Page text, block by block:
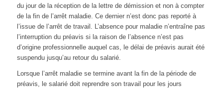
du jour de la réception de la lettre de démission et non à compter
de la fin de l’arrêt maladie. Ce dernier n’est donc pas reporté à
l’issue de l’arrêt de travail. L’absence pour maladie n’entraîne pas
l’interruption du préavis si la raison de l’absence n’est pas
d’origine professionnelle auquel cas, le délai de préavis aurait été
suspendu jusqu’au retour du salarié.
Lorsque l’arrêt maladie se termine avant la fin de la période de
préavis, le salarié doit reprendre son travail pour les jours